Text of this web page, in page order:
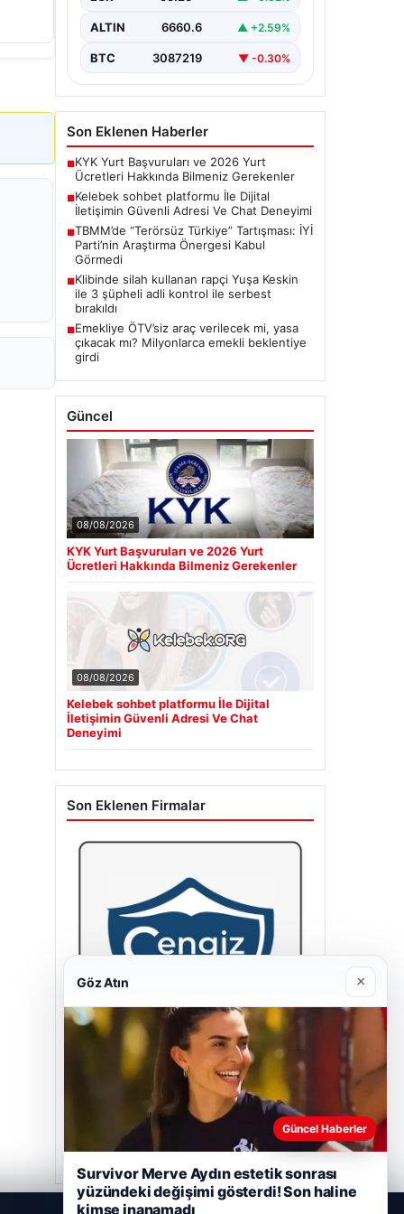
bir biçimde bağlantı kurması ciddi bir
Günümüzde…
ALTIN 6660.6 ▲ +2.59%
BTC 3087219 ▼ -0.30%
Son Eklenen Haberler
■KYK Yurt Başvuruları ve 2026 Yurt
Ücretleri Hakkında Bilmeniz Gerekenler
■Kelebek sohbet platformu İle Dijital
İletişimin Güvenli Adresi Ve Chat Deneyimi
■TBMM’de “Terörsüz Türkiye” Tartışması: İYİ
Parti’nin Araştırma Önergesi Kabul
Görmedi
■Klibinde silah kullanan rapçi Yuşa Keskin
ile 3 şüpheli adli kontrol ile serbest
bırakıldı
■Emekliye ÖTV’siz araç verilecek mi, yasa
çıkacak mı? Milyonlarca emekli beklentiye
girdi
Güncel
08/08/2026
KYK Yurt Başvuruları ve 2026 Yurt
Ücretleri Hakkında Bilmeniz Gerekenler
08/08/2026
Kelebek sohbet platformu İle Dijital
İletişimin Güvenli Adresi Ve Chat
Deneyimi
Son Eklenen Firmalar
Cengiz Sigorta
Göz Atın ×
Güncel Haberler
Survivor Merve Aydın estetik sonrası
yüzündeki değişimi gösterdi! Son haline
kimse inanamadı